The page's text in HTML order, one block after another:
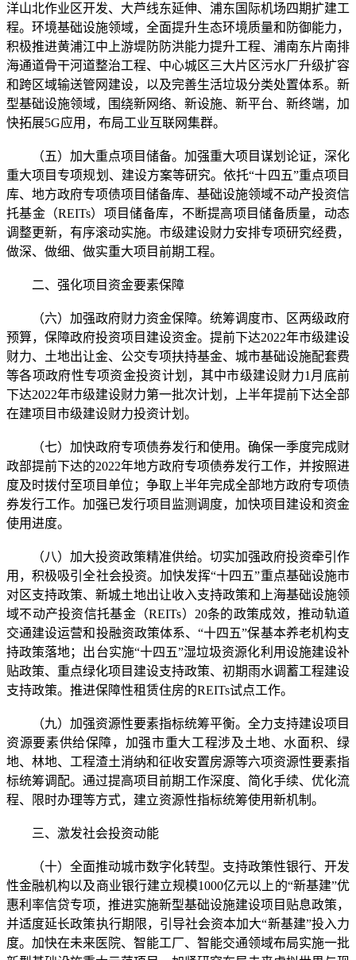
洋山北作业区开发、大芦线东延伸、浦东国际机场四期扩建工
程。环境基础设施领域，全面提升生态环境质量和防御能力，
积极推进黄浦江中上游堤防防洪能力提升工程、浦南东片南排
海通道骨干河道整治工程、中心城区三大片区污水厂升级扩容
和跨区域输送管网建设，以及完善生活垃圾分类处置体系。新
型基础设施领域，围绕新网络、新设施、新平台、新终端，加
快拓展5G应用，布局工业互联网集群。
（五）加大重点项目储备。加强重大项目谋划论证，深化
重大项目专项规划、建设方案等研究。依托“十四五”重点项目
库、地方政府专项债项目储备库、基础设施领域不动产投资信
托基金（REITs）项目储备库，不断提高项目储备质量，动态
调整更新，有序滚动实施。市级建设财力安排专项研究经费，
做深、做细、做实重大项目前期工程。
二、强化项目资金要素保障
（六）加强政府财力资金保障。统筹调度市、区两级政府
预算，保障政府投资项目建设资金。提前下达2022年市级建设
财力、土地出让金、公交专项扶持基金、城市基础设施配套费
等各项政府性专项资金投资计划，其中市级建设财力1月底前
下达2022年市级建设财力第一批次计划，上半年提前下达全部
在建项目市级建设财力投资计划。
（七）加快政府专项债券发行和使用。确保一季度完成财
政部提前下达的2022年地方政府专项债券发行工作，并按照进
度及时拨付至项目单位；争取上半年完成全部地方政府专项债
券发行工作。加强已发行项目监测调度，加快项目建设和资金
使用进度。
（八）加大投资政策精准供给。切实加强政府投资牵引作
用，积极吸引全社会投资。加快发挥“十四五”重点基础设施市
对区支持政策、新城土地出让收入支持政策和上海基础设施领
域不动产投资信托基金（REITs）20条的政策成效，推动轨道
交通建设运营和投融资政策体系、“十四五”保基本养老机构支
持政策落地；出台实施“十四五”湿垃圾资源化利用设施建设补
贴政策、重点绿化项目建设支持政策、初期雨水调蓄工程建设
支持政策。推进保障性租赁住房的REITs试点工作。
（九）加强资源性要素指标统筹平衡。全力支持建设项目
资源要素供给保障，加强市重大工程涉及土地、水面积、绿
地、林地、工程渣土消纳和征收安置房源等六项资源性要素指
标统筹调配。通过提高项目前期工作深度、简化手续、优化流
程、限时办理等方式，建立资源性指标统筹使用新机制。
三、激发社会投资动能
（十）全面推动城市数字化转型。支持政策性银行、开发
性金融机构以及商业银行建立规模1000亿元以上的“新基建”优
惠利率信贷专项，推进实施新型基础设施建设项目贴息政策，
并适度延长政策执行期限，引导社会资本加大“新基建”投入力
度。加快在未来医院、智能工厂、智能交通领域布局实施一批